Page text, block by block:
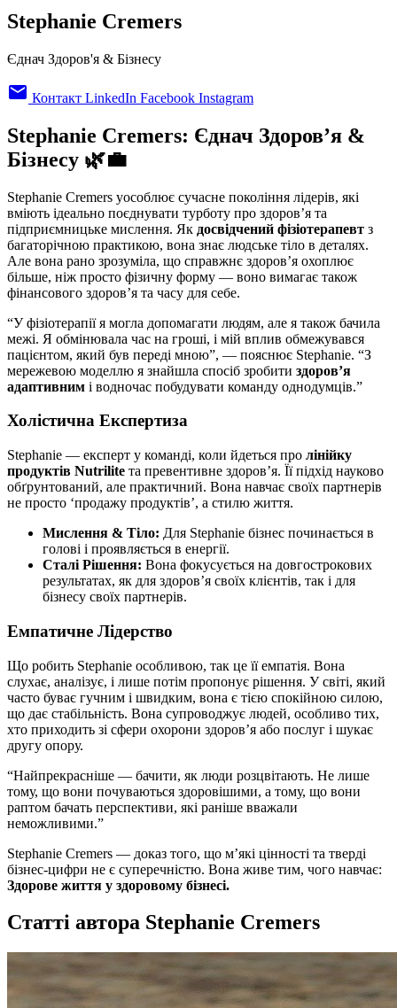
Stephanie Cremers
Єднач Здоров'я & Бізнесу
email Контакт LinkedIn Facebook Instagram
Stephanie Cremers: Єднач Здоров’я &
Бізнесу 🌿💼
Stephanie Cremers уособлює сучасне покоління лідерів, які
вміють ідеально поєднувати турботу про здоров’я та
підприємницьке мислення. Як досвідчений фізіотерапевт з
багаторічною практикою, вона знає людське тіло в деталях.
Але вона рано зрозуміла, що справжнє здоров’я охоплює
більше, ніж просто фізичну форму — воно вимагає також
фінансового здоров’я та часу для себе.
“У фізіотерапії я могла допомагати людям, але я також бачила
межі. Я обмінювала час на гроші, і мій вплив обмежувався
пацієнтом, який був переді мною”, — пояснює Stephanie. “З
мережевою моделлю я знайшла спосіб зробити здоров’я
адаптивним і водночас побудувати команду однодумців.”
Холістична Експертиза
Stephanie — експерт у команді, коли йдеться про лінійку
продуктів Nutrilite та превентивне здоров’я. Її підхід науково
обґрунтований, але практичний. Вона навчає своїх партнерів
не просто ‘продажу продуктів’, а стилю життя.
Мислення & Тіло: Для Stephanie бізнес починається в
голові і проявляється в енергії.
Сталі Рішення: Вона фокусується на довгострокових
результатах, як для здоров’я своїх клієнтів, так і для
бізнесу своїх партнерів.
Емпатичне Лідерство
Що робить Stephanie особливою, так це її емпатія. Вона
слухає, аналізує, і лише потім пропонує рішення. У світі, який
часто буває гучним і швидким, вона є тією спокійною силою,
що дає стабільність. Вона супроводжує людей, особливо тих,
хто приходить зі сфери охорони здоров’я або послуг і шукає
другу опору.
“Найпрекрасніше — бачити, як люди розцвітають. Не лише
тому, що вони почуваються здоровішими, а тому, що вони
раптом бачать перспективи, які раніше вважали
неможливими.”
Stephanie Cremers — доказ того, що м’які цінності та тверді
бізнес-цифри не є суперечністю. Вона живе тим, чого навчає:
Здорове життя у здоровому бізнесі.
Статті автора Stephanie Cremers